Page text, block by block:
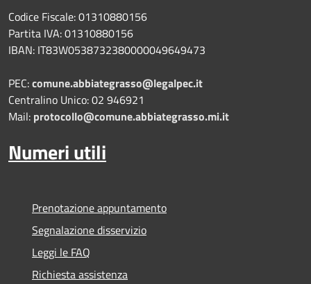
Codice Fiscale: 01310880156
Partita IVA: 01310880156
IBAN: IT83W0538732380000049649473
PEC:comune.abbiategrasso@legalpec.it
Centralino Unico: 02 946921
Mail: protocollo@comune.abbiategrasso.mi.it
Numeri utili
Prenotazione appuntamento
Segnalazione disservizio
Leggi le FAQ
Richiesta assistenza